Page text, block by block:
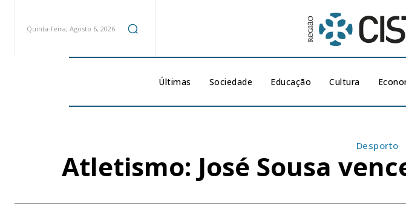
Quinta-feira, Agosto 6, 2026
Últimas Sociedade Educação Cultura
Desporto
Atletismo: José Sousa